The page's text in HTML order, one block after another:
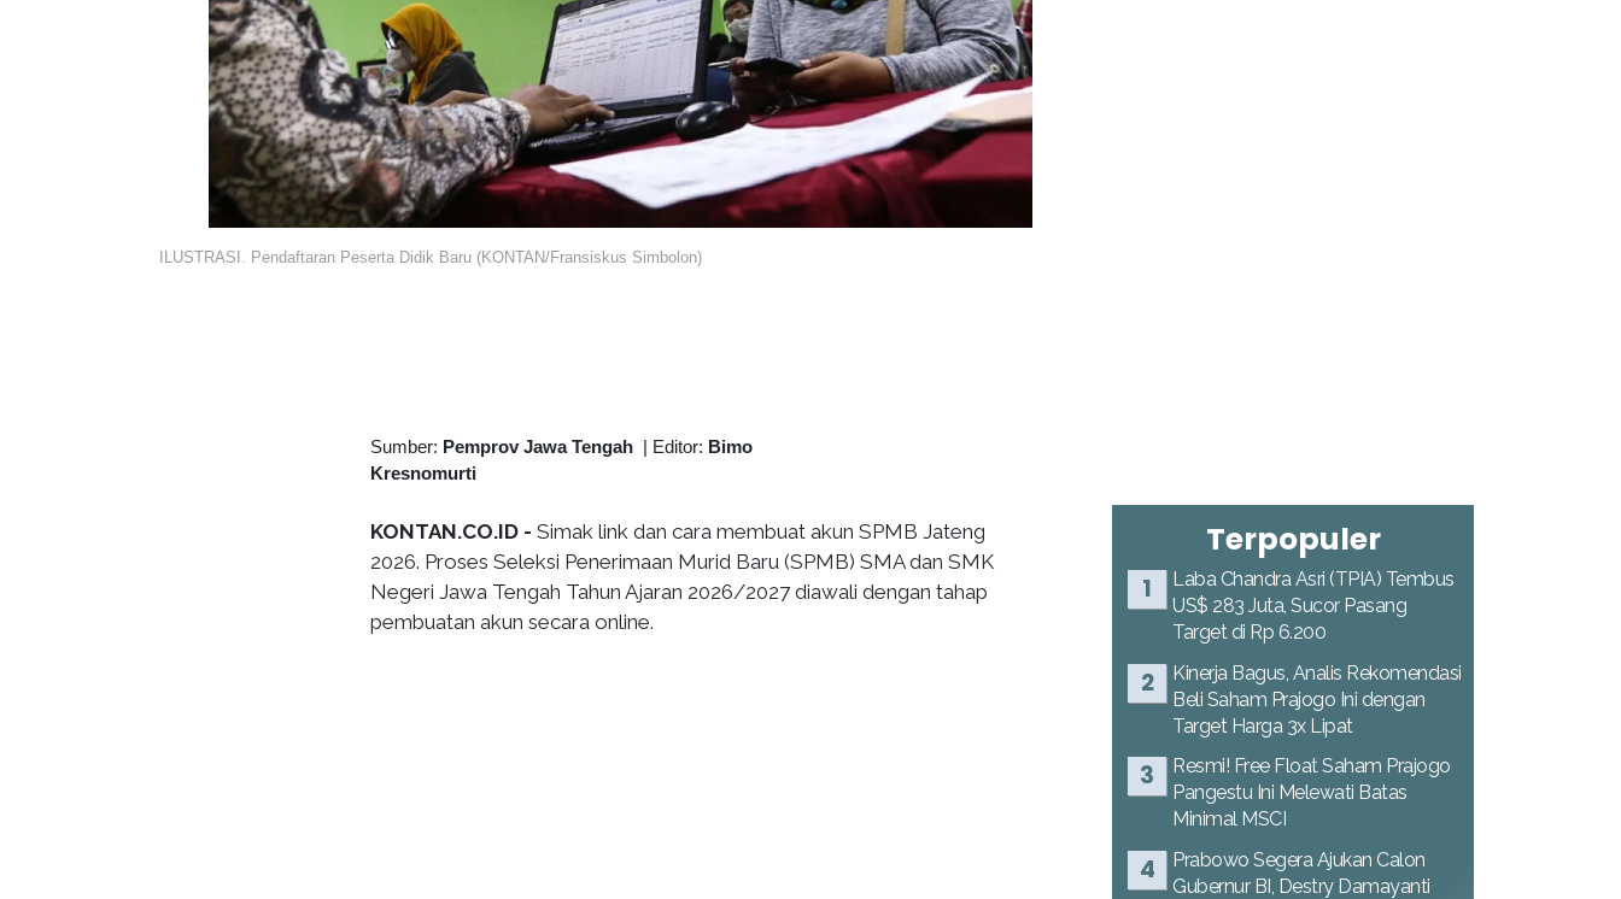
ILUSTRASI. Pendaftaran Peserta Didik Baru (KONTAN/Fransiskus Simbolon)
Sumber: Pemprov Jawa Tengah | Editor: Bimo
Kresnomurti
KONTAN.CO.ID - Simak link dan cara membuat akun SPMB Jateng
2026. Proses Seleksi Penerimaan Murid Baru (SPMB) SMA dan SMK
Negeri Jawa Tengah Tahun Ajaran 2026/2027 diawali dengan tahap
pembuatan akun secara online.
Terpopuler
Laba Chandra Asri (TPIA) Tembus
US$ 283 Juta, Sucor Pasang
Target di Rp 6.200
Kinerja Bagus, Analis Rekomendasi
Beli Saham Prajogo Ini dengan
Target Harga 3x Lipat
Resmi! Free Float Saham Prajogo
Pangestu Ini Melewati Batas
Minimal MSCI
Prabowo Segera Ajukan Calon
Gubernur BI, Destry Damayanti